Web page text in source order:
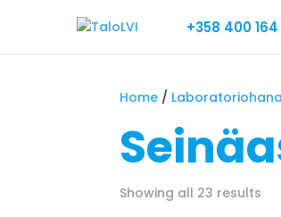
+358 400
Home /
Showing all 23 results